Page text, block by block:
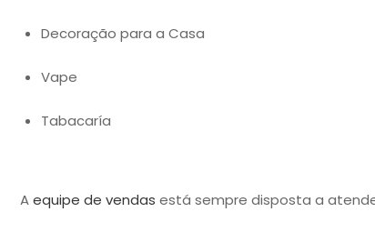
Decoração para a Casa
Vape
Tabacaría
Aequipe de vendas está sempre disposta a